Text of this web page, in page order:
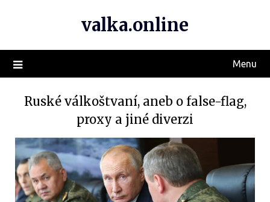
valka.online
Menu
Ruské válkoštvaní, aneb o false-flag,
proxy a jiné diverzi